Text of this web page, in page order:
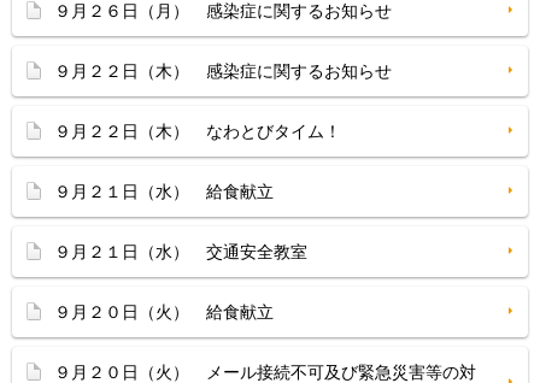
９月２６日（月） 感染症に関するお知らせ
９月２２日（木） 感染症に関するお知らせ
９月２２日（木） なわとびタイム！
９月２１日（水） 給食献立
９月２１日（水） 交通安全教室
９月２０日（火） 給食献立
９月２０日（火） メール接続不可及び緊急災害等の対